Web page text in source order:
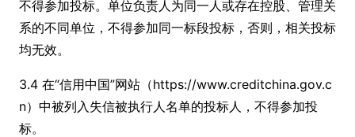
不得参加投标。单位负责人为同一人或存在控股、管理关
系的不同单位，不得参加同一标段投标，否则，相关投标
均无效。
3.4 在“信用中国”网站（https://www.creditchina.gov.c
n）中被列入失信被执行人名单的投标人，不得参加投
标。